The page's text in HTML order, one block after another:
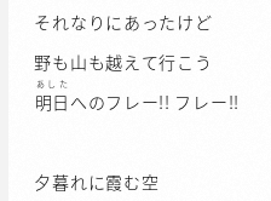
それなりにあったけど
野も山も越えて行こう
明日
あした
へのフレー!! フレー!!
夕暮れに霞む空